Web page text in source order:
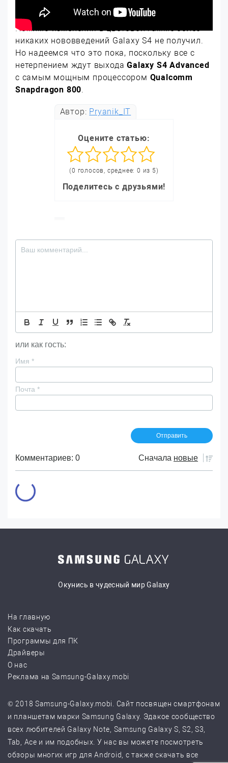
Помимо изменения в цветовой гамме более
никаких нововведений Galaxy S4 не получил.
Но надеемся что это пока, поскольку все с
нетерпением ждут выходаGalaxy S4 Advanced
с самым мощным процессором Qualcomm
Snapdragon 800.
Автор: Pryanik_IT
Оцените статью:
(0 голосов, среднее: 0 из 5)
Поделитесь с друзьями!
или как гость:
Имя *
Почта *
Комментариев: 0 Сначала новые
Окунись в чудесный мир Galaxy
На главную
Как скачать
Программы для ПК
Драйверы
О нас
Реклама на Samsung-Galaxy.mobi
© 2018 Samsung-Galaxy.mobi. Сайт посвящен смартфонам
и планшетам марки Samsung Galaxy. Эдакое сообщество
всех любителей Galaxy Note, Samsung Galaxy S, S2, S3,
Tab, Ace и им подобных. У нас вы можете посмотреть
обзоры многих игр для Android, с также скачать все